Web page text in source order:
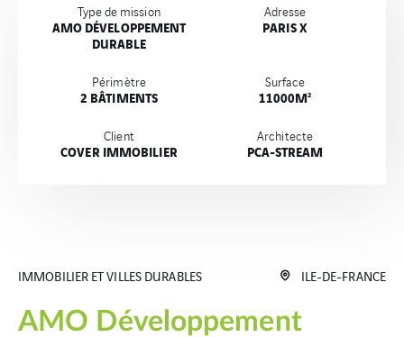
Type de mission
AMO DÉVELOPPEMENT
DURABLE
Adresse
PARIS X
Périmètre
2 BÂTIMENTS
Surface
11000M²
Client
COVER IMMOBILIER
Architecte
PCA-STREAM
IMMOBILIER ET VILLES DURABLES ILE-DE-FRANCE
AMO Développement